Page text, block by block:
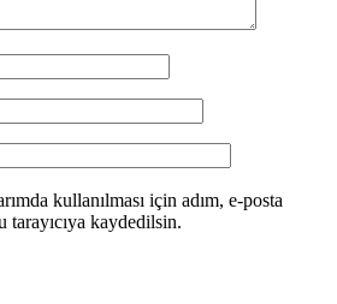
kullanılması için adım, e-posta
tarayıcıya kaydedilsin.